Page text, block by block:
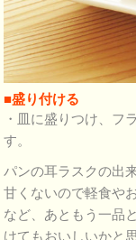
■盛り付ける
・皿に盛りつけ、フ
す。
パンの耳ラスクの出
甘くないので軽食や
など、あともう一品
けてもおいしいかと